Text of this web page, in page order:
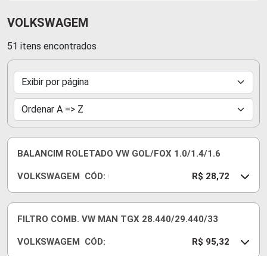
VOLKSWAGEM
51 itens encontrados
BALANCIM ROLETADO VW GOL/FOX 1.0/1.4/1.6
VOLKSWAGEM CÓD: 0
0
1
9
R$ 28,72
FILTRO COMB. VW MAN TGX 28.440/29.440/33
VOLKSWAGEM CÓD: J
R$ 95,32